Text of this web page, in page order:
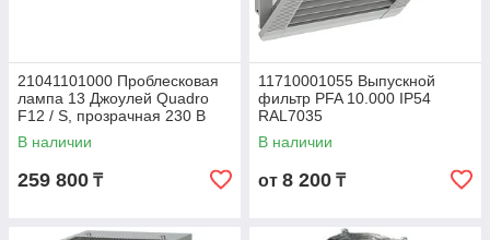
21041101000 Проблесковая
лампа 13 Джоулей Quadro
F12 / S, прозрачная 230 В
В наличии
259 800 ₸
11710001055 Выпускной
фильтр PFA 10.000 IP54
RAL7035
В наличии
от 8 200 ₸